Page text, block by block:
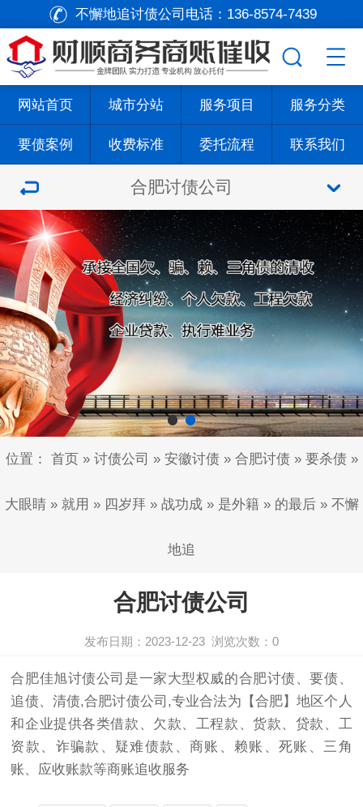
不懈地追讨债公司电话： 136-8574-7439
网站首页 城市分站 服务项目 服务分类
要债案例 收费标准 委托流程 联系我们
合肥讨债公司
位置： 首页» 讨债公司 » 安徽讨债» 合肥讨债» 要杀债»
大眼睛» 就用 » 四岁拜» 战功成» 是外籍» 的最后» 不懈
地追
合肥讨债公司
发布日期：2023-12-23 浏览次数：0
合肥佳旭讨债公司 是一家大型权威的合肥讨债、要债、
追债、清债,合肥讨债公司 ,专业合法为【合肥】地区个人
和企业提供各类借款、欠款、工程款、货款、贷款、工
资款、诈骗款、疑难债款、商账、赖账、死账、三角
账、应收账款等商账追收服务